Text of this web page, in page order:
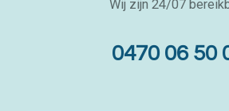
Wij zijn 24/07
0470 06 50